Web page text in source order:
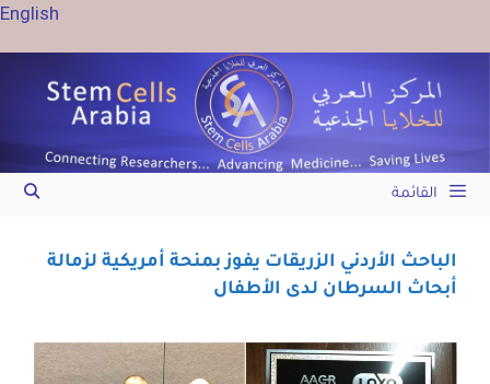
English
القائمة
الباحث الأردني الزريقات يفوز بمنحة أمريكية لزمالة
أبحاث السرطان لدى الأطفال